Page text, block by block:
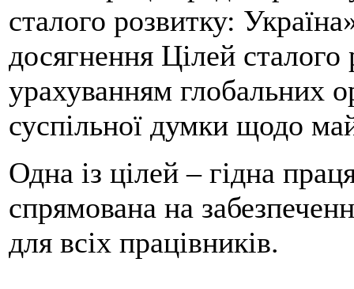
сталого розвитку:
досягнення Цілей
урахуванням глобальних
суспільної думки щодо
Одна із цілей – гідна
спрямована на
для всіх працівників.